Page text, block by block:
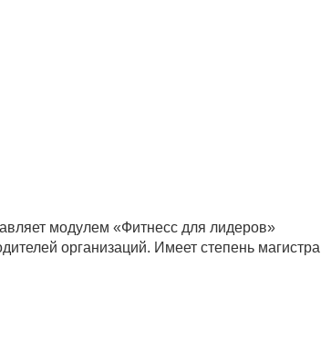
модулем «Фитнесс для лидеров»
организаций. Имеет степень магистра